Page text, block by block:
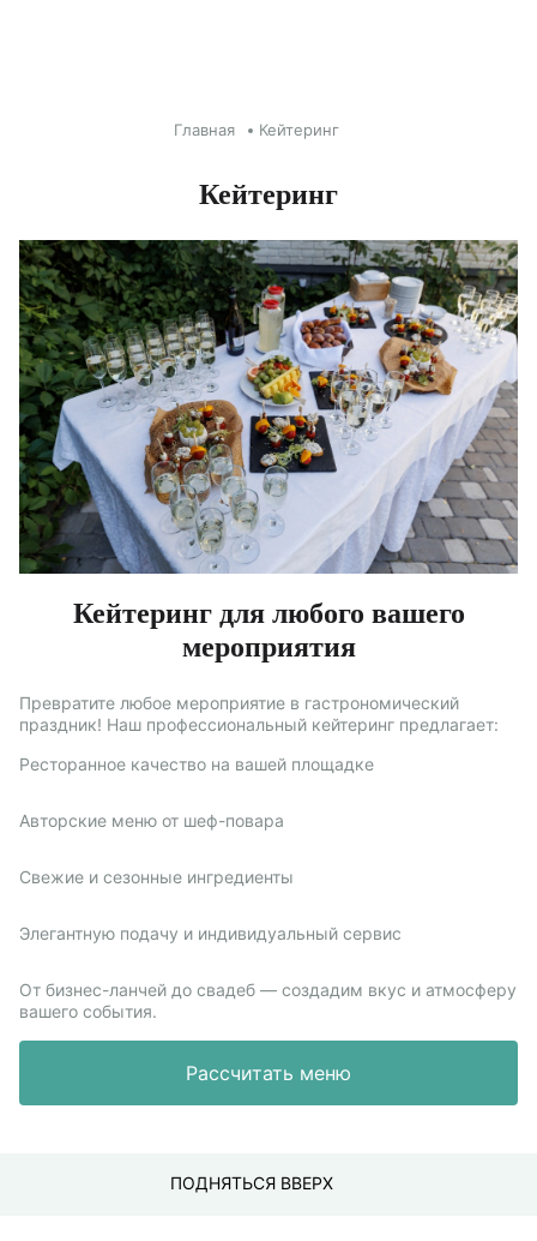
Главная Кейтеринг
Кейтеринг
Кейтеринг для любого вашего
мероприятия
Превратите любое мероприятие в гастрономический
праздник! Наш профессиональный кейтеринг предлагает:
Ресторанное качество на вашей площадке
Авторские меню от шеф-повара
Свежие и сезонные ингредиенты
Элегантную подачу и индивидуальный сервис
От бизнес-ланчей до свадеб — создадим вкус и атмосферу
вашего события.
Рассчитать меню
ПОДНЯТЬСЯ ВВЕРХ